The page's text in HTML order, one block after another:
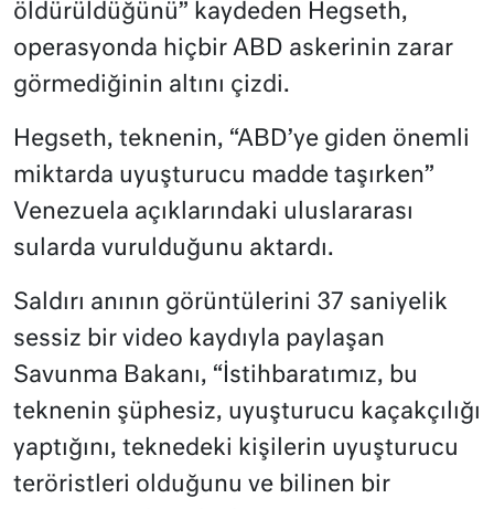
öldürüldüğünü” kaydeden Hegseth,
operasyonda hiçbir ABD askerinin zarar
görmediğinin altını çizdi.
Hegseth, teknenin, “ABD’ye giden önemli
miktarda uyuşturucu madde taşırken”
Venezuela açıklarındaki uluslararası
sularda vurulduğunu aktardı.
Saldırı anının görüntülerini 37 saniyelik
sessiz bir video kaydıyla paylaşan
Savunma Bakanı, “İstihbaratımız, bu
teknenin şüphesiz, uyuşturucu kaçakçılığı
yaptığını, teknedeki kişilerin uyuşturucu
teröristleri olduğunu ve bilinen bir